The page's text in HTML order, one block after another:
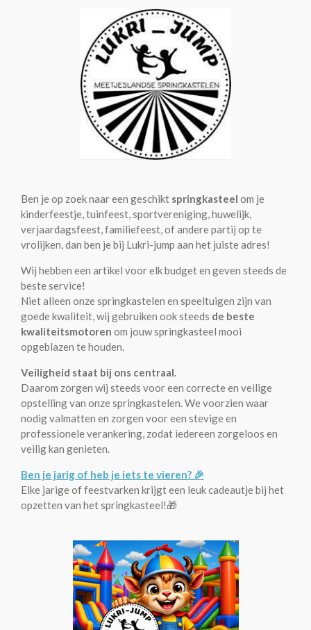
en zijn
vriendj
es 🎨
Ben je op zoek naar een geschikt springkasteel om je
kinderfeestje, tuinfeest, sportvereniging, huwelijk,
verjaardagsfeest, familiefeest, of andere partij op te
vrolijken, dan ben je bij Lukri-jump aan het juiste adres!
Wij hebben een artikel voor elk budget en geven steeds de
beste service!
Niet alleen onze springkastelen en speeltuigen zijn van
goede kwaliteit, wij gebruiken ook steeds de beste
kwaliteitsmotoren om jouw springkasteel mooi
opgeblazen te houden.
Veiligheid staat bij ons centraal.
Daarom zorgen wij steeds voor een correcte en veilige
opstelling van onze springkastelen. We voorzien waar
nodig valmatten en zorgen voor een stevige en
professionele verankering, zodat iedereen zorgeloos en
veilig kan genieten.
Ben je jarig of heb je iets te vieren? 🎉
Elke jarige of feestvarken krijgt een leuk cadeautje bij het
opzetten van het springkasteel!🎁